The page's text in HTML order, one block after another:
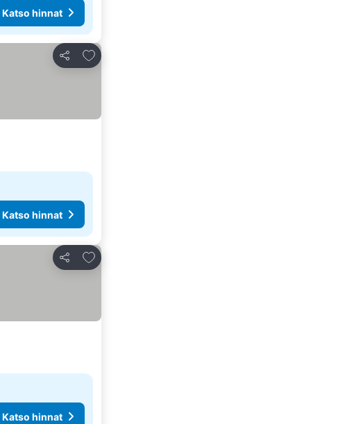
Katso hinnat
Jaa
Lisää suosikkeihin
Katso hinnat
Jaa
Lisää suosikkeihin
Katso hinnat